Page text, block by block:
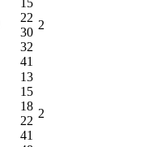
22
30
32
41
2
13
15
18
22
41
2